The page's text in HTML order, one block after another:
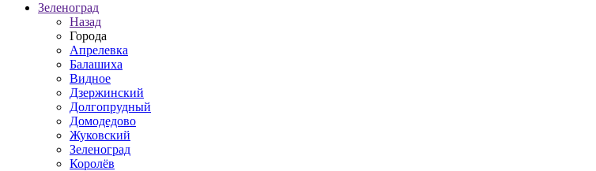
Зеленоград
Назад
Города
Апрелевка
Балашиха
Видное
Дзержинский
Долгопрудный
Домодедово
Жуковский
Зеленоград
Королёв